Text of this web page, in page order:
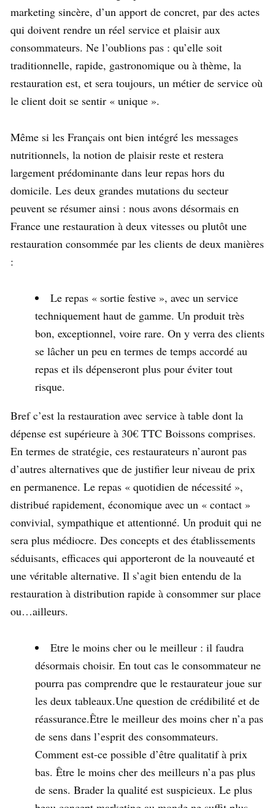
marketing sincère, d’un apport de concret, par des actes
qui doivent rendre un réel service et plaisir aux
consommateurs. Ne l’oublions pas : qu’elle soit
traditionnelle, rapide, gastronomique ou à thème, la
restauration est, et sera toujours, un métier de service où
le client doit se sentir « unique ».
Même si les Français ont bien intégré les messages
nutritionnels, la notion de plaisir reste et restera
largement prédominante dans leur repas hors du
domicile. Les deux grandes mutations du secteur
peuvent se résumer ainsi : nous avons désormais en
France une restauration à deux vitesses ou plutôt une
restauration consommée par les clients de deux manières
:
Le repas « sortie festive », avec un service
techniquement haut de gamme. Un produit très
bon, exceptionnel, voire rare. On y verra des clients
se lâcher un peu en termes de temps accordé au
repas et ils dépenseront plus pour éviter tout
risque.
Bref c’est la restauration avec service à table dont la
dépense est supérieure à 30€ TTC Boissons comprises.
En termes de stratégie, ces restaurateurs n’auront pas
d’autres alternatives que de justifier leur niveau de prix
en permanence. Le repas « quotidien de nécessité »,
distribué rapidement, économique avec un « contact »
convivial, sympathique et attentionné. Un produit qui ne
sera plus médiocre. Des concepts et des établissements
séduisants, efficaces qui apporteront de la nouveauté et
une véritable alternative. Il s’agit bien entendu de la
restauration à distribution rapide à consommer sur place
ou…ailleurs.
Etre le moins cher ou le meilleur : il faudra
désormais choisir. En tout cas le consommateur ne
pourra pas comprendre que le restaurateur joue sur
les deux tableaux.Une question de crédibilité et de
réassurance.Être le meilleur des moins cher n’a pas
de sens dans l’esprit des consommateurs.
Comment est-ce possible d’être qualitatif à prix
bas. Être le moins cher des meilleurs n’a pas plus
de sens. Brader la qualité est suspicieux. Le plus